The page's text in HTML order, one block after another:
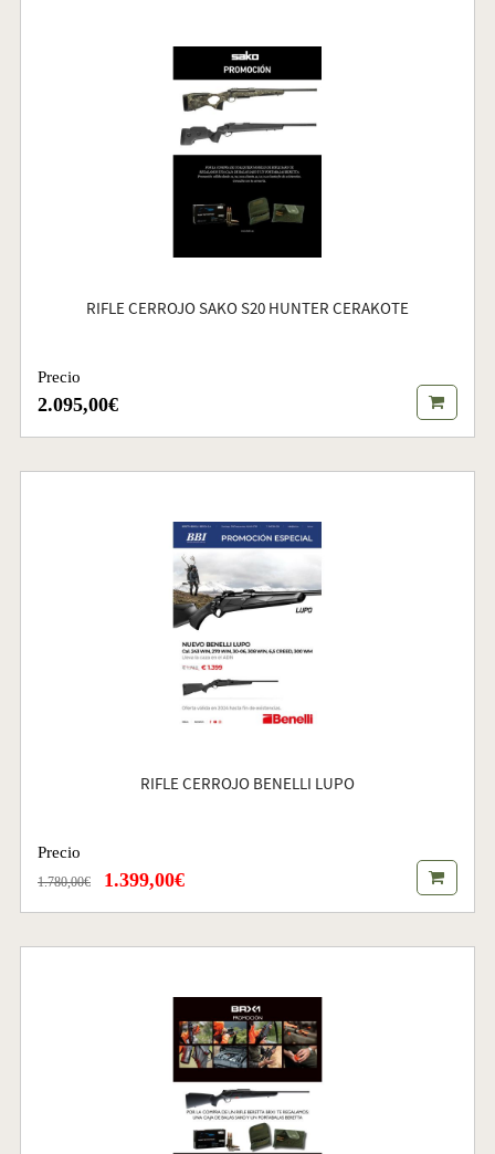
RIFLE CERROJO SAKO S20 HUNTER CERAKOTE
Precio
2.095,00€
RIFLE CERROJO BENELLI LUPO
Precio
1.780,00€ 1.399,00€